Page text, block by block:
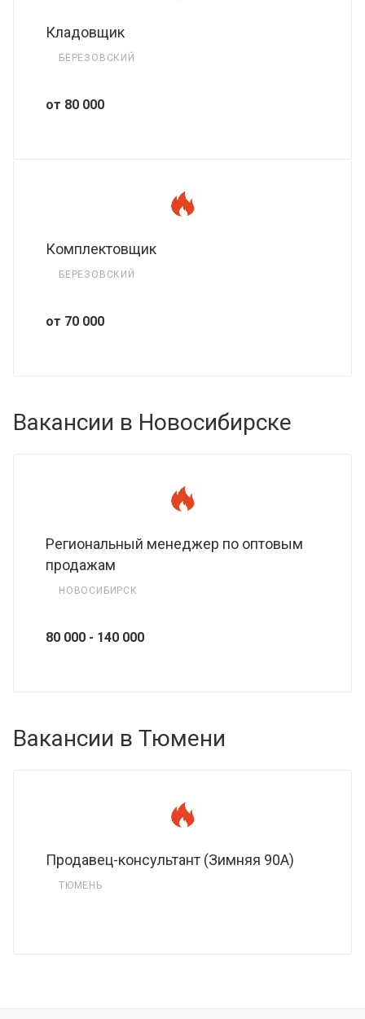
Кладовщик
БЕРЕЗОВСКИЙ
от 80 000
Комплектовщик
БЕРЕЗОВСКИЙ
от 70 000
Вакансии в Новосибирске
Региональный менеджер по оптовым
продажам
НОВОСИБИРСК
80 000 - 140 000
Вакансии в Тюмени
Продавец-консультант (Зимняя 90А)
ТЮМЕНЬ